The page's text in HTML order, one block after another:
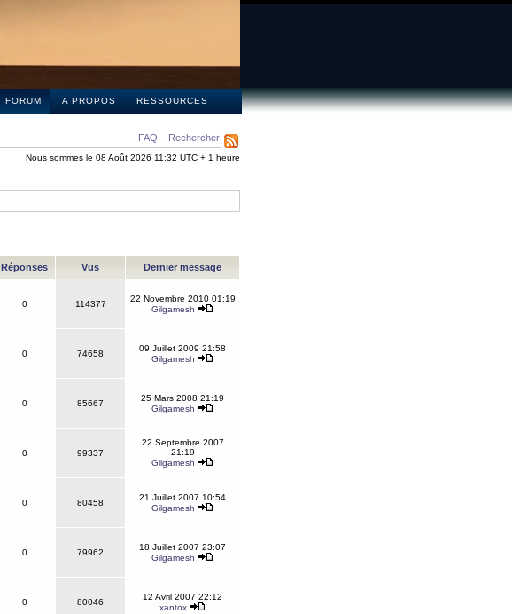
FORUM A PROPOS RESSOURCES
FAQ Rechercher
Nous sommes le 08 Août 2026 11:32 UTC + 1 heure
Réponses Vus Dernier message
0 114377
22 Novembre 2010 01:19
Gilgamesh
0 74658
09 Juillet 2009 21:58
Gilgamesh
0 85667
25 Mars 2008 21:19
Gilgamesh
0 99337
22 Septembre 2007
21:19
Gilgamesh
0 80458
21 Juillet 2007 10:54
Gilgamesh
0 79962
18 Juillet 2007 23:07
Gilgamesh
0 80046
12 Avril 2007 22:12
xantox